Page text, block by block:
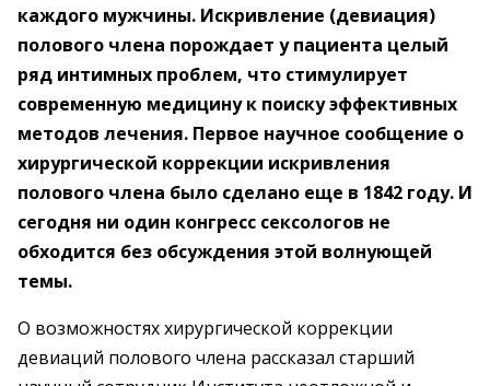
каждого мужчины. Искривление (девиация)
полового члена порождает у пациента целый
ряд интимных проблем, что стимулирует
современную медицину к поиску эффективных
методов лечения. Первое научное сообщение о
хирургической коррекции искривления
полового члена было сделано еще в 1842 году. И
сегодня ни один конгресс сексологов не
обходится без обсуждения этой волнующей
темы.
О возможностях хирургической коррекции
девиаций полового члена рассказал старший